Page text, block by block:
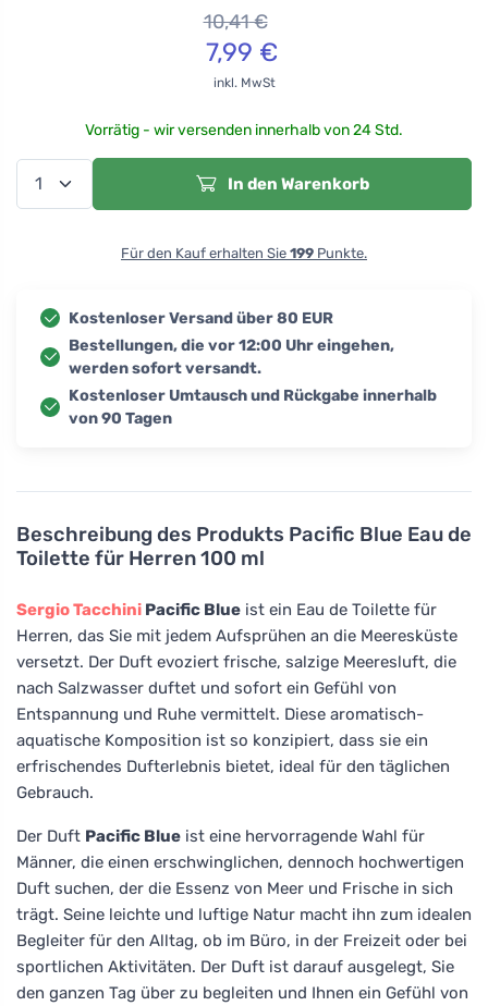
Beschreibung des Produkts Pacific Blue Eau de
Toilette für Herren 100 ml
Sergio Tacchini Pacific Blue ist ein Eau de Toilette für
Herren, das Sie mit jedem Aufsprühen an die Meeresküste
versetzt. Der Duft evoziert frische, salzige Meeresluft, die
nach Salzwasser duftet und sofort ein Gefühl von
Entspannung und Ruhe vermittelt. Diese aromatisch-
aquatische Komposition ist so konzipiert, dass sie ein
erfrischendes Dufterlebnis bietet, ideal für den täglichen
Gebrauch.
Der Duft Pacific Blue ist eine hervorragende Wahl für
Männer, die einen erschwinglichen, dennoch hochwertigen
Duft suchen, der die Essenz von Meer und Frische in sich
trägt. Seine leichte und luftige Natur macht ihn zum idealen
Begleiter für den Alltag, ob im Büro, in der Freizeit oder bei
sportlichen Aktivitäten. Der Duft ist darauf ausgelegt, Sie
den ganzen Tag über zu begleiten und Ihnen ein Gefühl von
10,41€
7,99 €
inkl. MwSt
Vorrätig - wir versenden innerhalb von 24 Std.
In den Warenkorb
Für den Kauf erhalten Sie 199 Punkte.
Kostenloser Versand über 80 EUR
Bestellungen, die vor 12:00 Uhr eingehen,
werden sofort versandt.
Kostenloser Umtausch und Rückgabe innerhalb
von 90 Tagen